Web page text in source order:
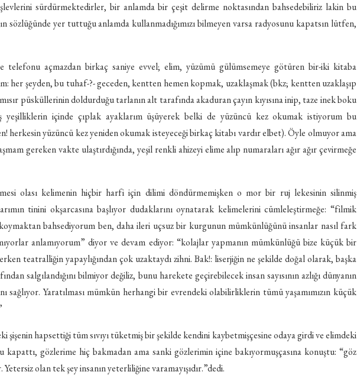
sürdürmektedirler, bir anlamda bir çeşit delirme noktasından bahsedebiliriz lakin bu
sözlüğünde yer tuttuğu anlamda kullanmadığımızı bilmeyen varsa radyosunu kapatsın lütfen,
telefonu açmazdan birkaç saniye evvel; elim, yüzümü gülümsemeye götüren bir-iki kitaba
her şeyden, bu tuhaf-?- geceden, kentten hemen kopmak, uzaklaşmak (bkz; kentten uzaklaşıp
püsküllerinin doldurduğu tarlanın alt tarafında akaduran çayın kıyısına inip, taze inek boku
yeşilliklerin içinde çıplak ayaklarım üşüyerek belki de yüzüncü kez okumak istiyorum bu
herkesin yüzüncü kez yeniden okumak isteyeceği birkaç kitabı vardır elbet). Öyle olmuyor ama
gereken vakte ulaştırdığında, yeşil renkli ahizeyi elime alıp numaraları ağır ağır çevirmeğe
olası kelimenin hiçbir harfi için dilimi döndürmemişken o mor bir ruj lekesinin silinmiş
tinini okşarcasına başlıyor dudaklarını oynatarak kelimelerini cümleleştirmeğe: “filmik
koymaktan bahsediyorum ben, daha ileri uçsuz bir kurgunun mümkünlüğünü insanlar nasıl fark
anlamıyorum” diyor ve devam ediyor: “kolajlar yapmanın mümkünlüğü bize küçük bir
teatralliğin yapaylığından çok uzaktaydı zihni. Bak!: liserjiğin ne şekilde doğal olarak, başka
salgılandığını bilmiyor değiliz, bunu harekete geçirebilecek insan sayısının azlığı dünyanın
sağlıyor. Yaratılması mümkün herhangi bir evrendeki olabilirliklerin tümü yaşamımızın küçük
şişenin hapsettiği tüm sıvıyı tüketmiş bir şekilde kendini kaybetmişçesine odaya girdi ve elimdeki
kapattı, gözlerime hiç bakmadan ama sanki gözlerimin içine bakıyormuşçasına konuştu: “göz
Yetersiz olan tek şey insanın yeterliliğine varamayışıdır.”dedi.